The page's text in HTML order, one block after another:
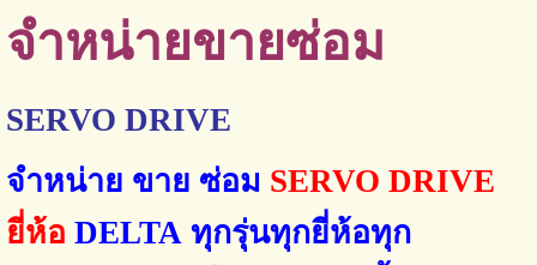
จำหน่ายขายซ่อม
SERVO DRIVE
จำหน่าย ขาย ซ่อม SERVO DRIVE
ยี่ห้อ DELTA ทุกรุ่นทุกยี่ห้อทุก